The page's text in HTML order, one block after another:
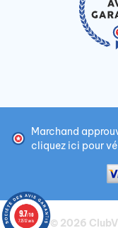
Marchand
cliquez ici pour
© 2026
9.7/10
72512 avis